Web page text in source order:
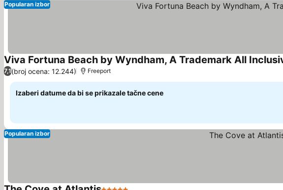
Popularan izbor
Viva Fortuna Beach by Wyndham, A Trademark All
7,1(broj ocena: 12.244) Freeport
Izaberi datume da bi se prikazale tačne cene
Popularan izbor